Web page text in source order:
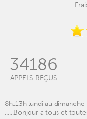
34186
APPELS REÇUS
8h..13h lundi au
......Bonjour a tous et